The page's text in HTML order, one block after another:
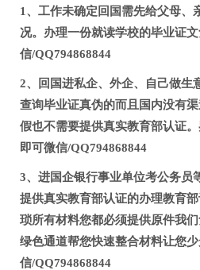
1、工作未确定回国需先给父母、
况。办理一份就读学校的毕业证
信/QQ794868844
2、回国进私企、外企、自己做生
查询毕业证真伪的而且国内没有
假也不需要提供真实教育部认证
即可微信/QQ794868844
3、进国企银行事业单位考公务员
提供真实教育部认证的办理教育
琐所有材料您都必须提供原件我
绿色通道帮您快速整合材料让您
信/QQ794868844